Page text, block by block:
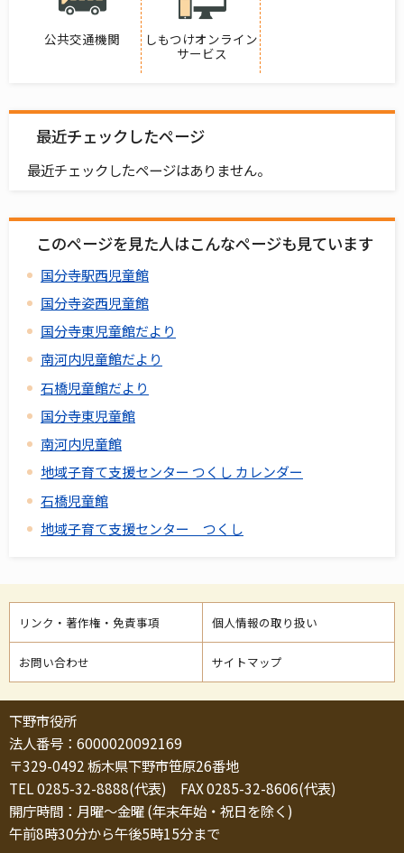
公共交通機関
しもつけオンライン
サービス
最近チェックしたページ
最近チェックしたページはありません。
このページを見た人はこんなページも見ています
国分寺駅西児童館
国分寺姿西児童館
国分寺東児童館だより
南河内児童館だより
石橋児童館だより
国分寺東児童館
南河内児童館
地域子育て支援センター つくし カレンダー
石橋児童館
地域子育て支援センター つくし
リンク・著作権・免責事項 個人情報の取り扱い
お問い合わせ サイトマップ
下野市役所
法人番号：6000020092169
〒329-0492 栃木県下野市笹原26番地
TEL 0285-32-8888(代表) FAX 0285-32-8606(代表)
開庁時間：月曜～金曜 (年末年始・祝日を除く)
午前8時30分から午後5時15分まで